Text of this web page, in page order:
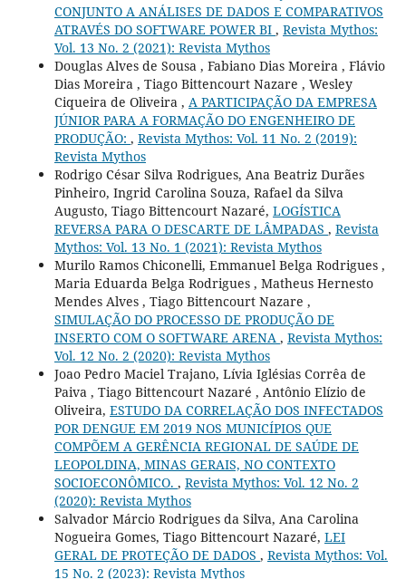
CONJUNTO A ANÁLISES DE DADOS E COMPARATIVOS
ATRAVÉS DO SOFTWARE POWER BI , Revista Mythos:
Vol. 13 No. 2 (2021): Revista Mythos
Douglas Alves de Sousa , Fabiano Dias Moreira , Flávio
Dias Moreira , Tiago Bittencourt Nazare , Wesley
Ciqueira de Oliveira , A PARTICIPAÇÃO DA EMPRESA
JÚNIOR PARA A FORMAÇÃO DO ENGENHEIRO DE
PRODUÇÃO: , Revista Mythos: Vol. 11 No. 2 (2019):
Revista Mythos
Rodrigo César Silva Rodrigues, Ana Beatriz Durães
Pinheiro, Ingrid Carolina Souza, Rafael da Silva
Augusto, Tiago Bittencourt Nazaré, LOGÍSTICA
REVERSA PARA O DESCARTE DE LÂMPADAS , Revista
Mythos: Vol. 13 No. 1 (2021): Revista Mythos
Murilo Ramos Chiconelli, Emmanuel Belga Rodrigues ,
Maria Eduarda Belga Rodrigues , Matheus Hernesto
Mendes Alves , Tiago Bittencourt Nazare ,
SIMULAÇÃO DO PROCESSO DE PRODUÇÃO DE
INSERTO COM O SOFTWARE ARENA , Revista Mythos:
Vol. 12 No. 2 (2020): Revista Mythos
Joao Pedro Maciel Trajano, Lívia Iglésias Corrêa de
Paiva , Tiago Bittencourt Nazaré , Antônio Elízio de
Oliveira, ESTUDO DA CORRELAÇÃO DOS INFECTADOS
POR DENGUE EM 2019 NOS MUNICÍPIOS QUE
COMPÕEM A GERÊNCIA REGIONAL DE SAÚDE DE
LEOPOLDINA, MINAS GERAIS, NO CONTEXTO
SOCIOECONÔMICO. , Revista Mythos: Vol. 12 No. 2
(2020): Revista Mythos
Salvador Márcio Rodrigues da Silva, Ana Carolina
Nogueira Gomes, Tiago Bittencourt Nazaré, LEI
GERAL DE PROTEÇÃO DE DADOS , Revista Mythos: Vol.
15 No. 2 (2023): Revista Mythos